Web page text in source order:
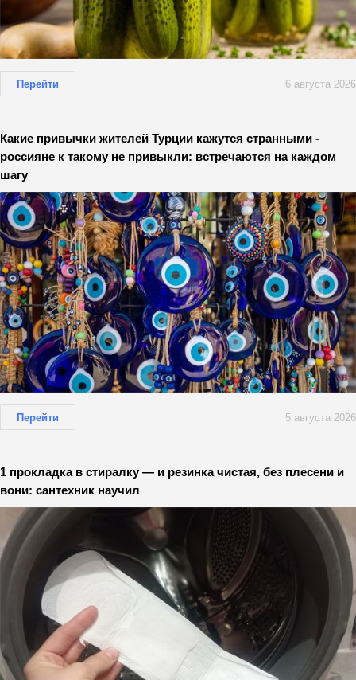
Перейти 6 августа 2026
Какие привычки жителей Турции кажутся странными -
россияне к такому не привыкли: встречаются на каждом
шагу
Перейти 5 августа 2026
1 прокладка в стиралку — и резинка чистая, без плесени и
вони: сантехник научил